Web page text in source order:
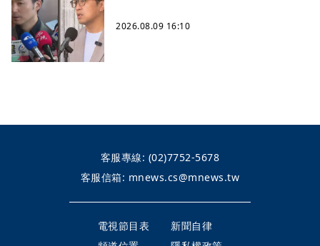
2026.08.09 16:10
客服專線: (02)7752-5678
客服信箱: mnews.cs@mnews.tw
電視節目表
新聞自律